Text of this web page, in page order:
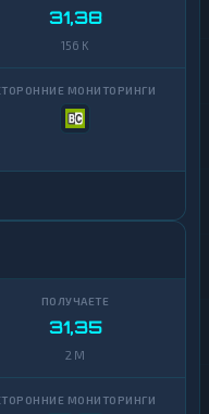
31,38
156 K
31,35
2 M